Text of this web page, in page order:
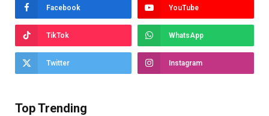
Facebook YouTube
TikTok WhatsApp
Twitter Instagram
Top Trending